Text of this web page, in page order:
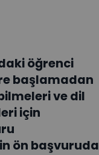
öğrenci
başlamadan
ve dil
için
ön başvuruda